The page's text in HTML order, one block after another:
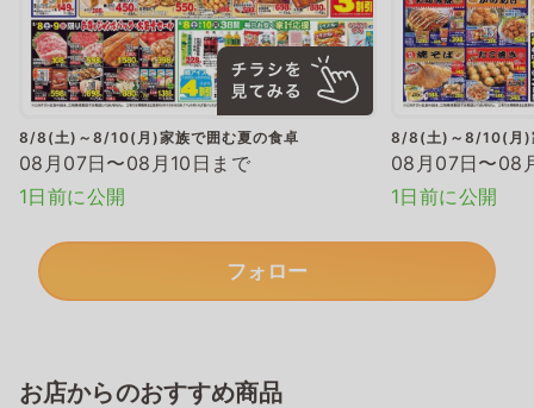
8/8(土)～8/10(月)家族で囲む夏の食卓
08月07日〜08月10日まで
1日前に公開
8/8(土)～8/10(月)
08月07日〜08
1日前に公開
フォロー
お店からのおすすめ商品